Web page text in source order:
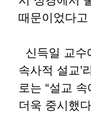
때문이었다
신득일 교수
속사적 설교’
로는 “설교
더욱 중시했